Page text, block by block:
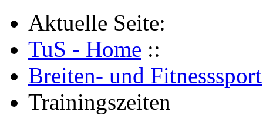
Aktuelle Seite:
TuS - Home ::
Breiten- und Fitnesssport
Trainingszeiten